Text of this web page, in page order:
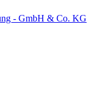
- GmbH & Co. KG